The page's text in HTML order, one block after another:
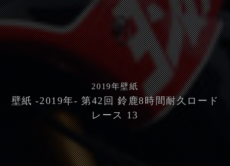
2019年壁紙
壁紙 -2019年- 第42回 鈴鹿8時間耐久ロード
レース 13